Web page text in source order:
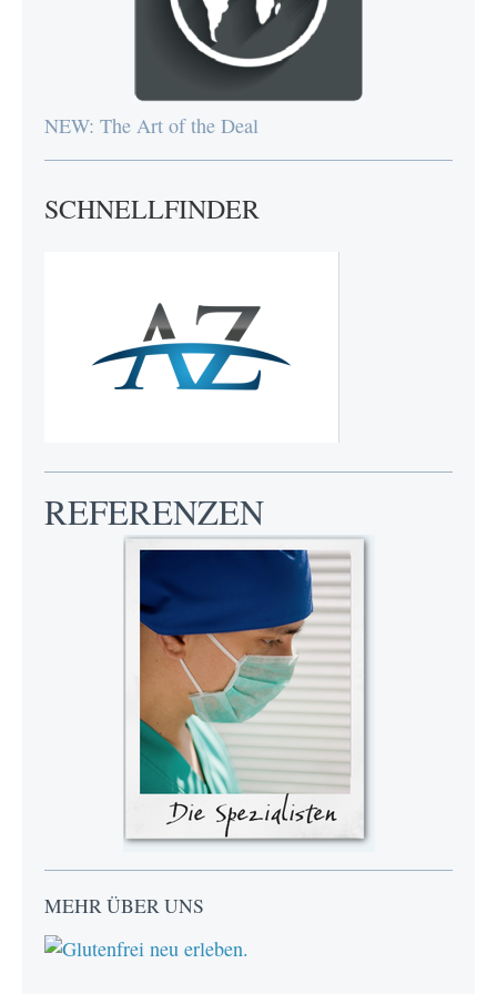
NEW: The Art of the Deal
SCHNELLFINDER
REFERENZEN
MEHR ÜBER UNS